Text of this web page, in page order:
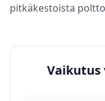
pitkäkestoista
Vaikutus